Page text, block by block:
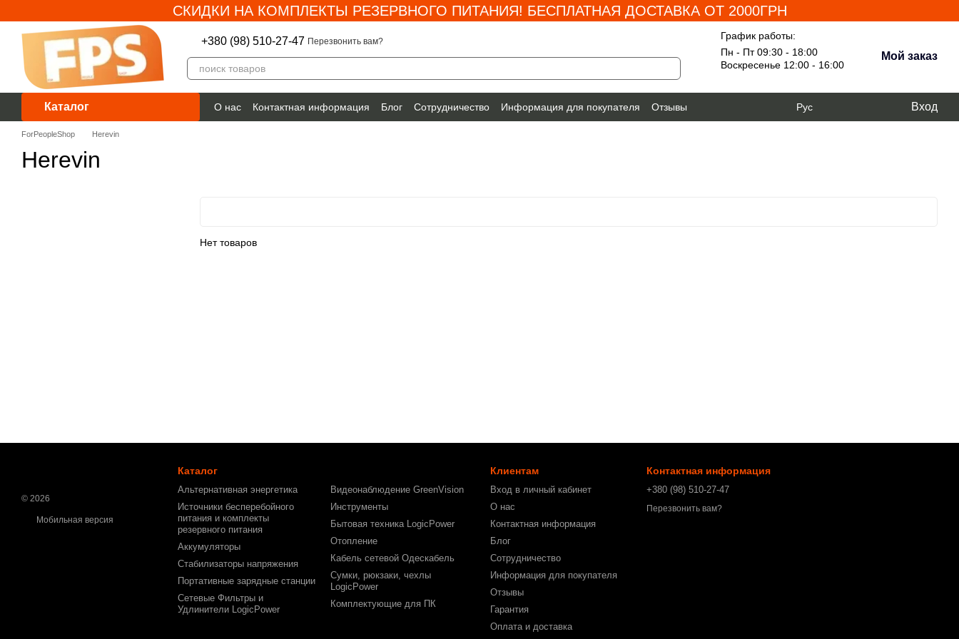
СКИДКИ НА КОМПЛЕКТЫ РЕЗЕРВНОГО ПИТАНИЯ! БЕСПЛАТНАЯ ДОСТАВКА ОТ 2000ГРН
+380 (98) 510-27-47 Перезвонить вам?
График работы:
Пн - Пт 09:30 - 18:00
Воскресенье 12:00 - 16:00
Мой заказ
Каталог О нас Контактная информация Блог Сотрудничество Информация для покупателя
Отзывы
Гарантия
Рус Вход
ForPeopleShop Herevin
Herevin
Нет товаров
© 2026
Мобильная версия
Каталог
Альтернативная энергетика
Источники бесперебойного
питания и комплекты
резервного питания
Аккумуляторы
Стабилизаторы напряжения
Портативные зарядные станции
Сетевые Фильтры и
Удлинители LogicPower
Видеонаблюдение GreenVision
Инструменты
Бытовая техника LogicPower
Отопление
Кабель сетевой Одескабель
Сумки, рюкзаки, чехлы
LogicPower
Комплектующие для ПК
Клиентам
Вход в личный кабинет
О нас
Контактная информация
Блог
Сотрудничество
Информация для покупателя
Отзывы
Гарантия
Оплата и доставка
Контактная информация
+380 (98) 510-27-47
Перезвонить вам?